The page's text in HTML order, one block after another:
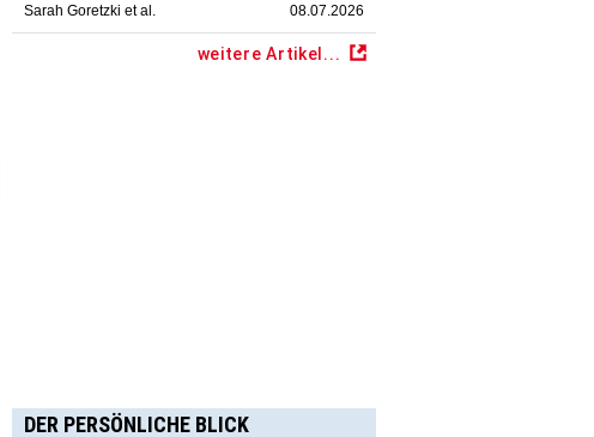
Sarah Goretzki et al. 08.07.2026
weitere Artikel...
DER PERSÖNLICHE BLICK